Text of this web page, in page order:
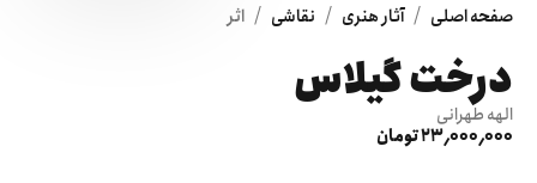
صفحه اصلی / آثار هنری / نقاشی / اثر
درخت گیلاس
الهه طهرانی
23٬000٬000 تومان